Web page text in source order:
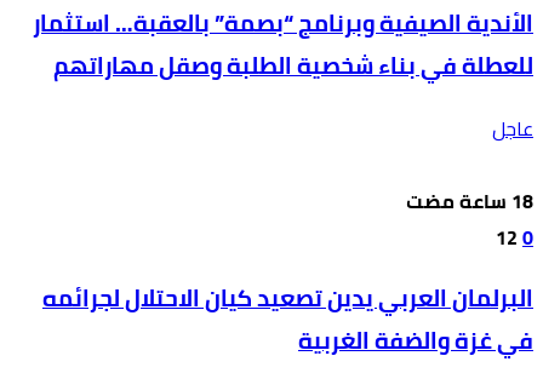
الأندية الصيفية وبرنامج “بصمة” بالعقبة… استثمار
للعطلة في بناء شخصية الطلبة وصقل مهاراتهم
عاجل
0
12
البرلمان العربي يدين تصعيد كيان الاحتلال لجرائمه
في غزة والضفة الغربية